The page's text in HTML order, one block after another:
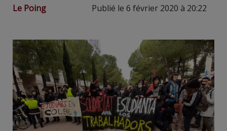
Le Poing Publié le 6 février 2020 à 20:22